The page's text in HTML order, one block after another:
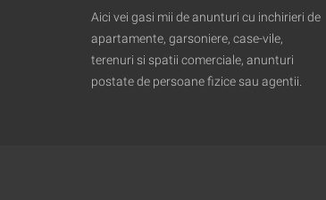
Aici vei gasi mii de anunturi cu inchirieri de
apartamente, garsoniere, case-vile,
terenuri si spatii comerciale, anunturi
postate de persoane fizice sau agentii.